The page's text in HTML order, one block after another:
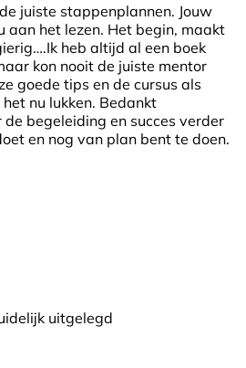
juiste stappenplannen. Jouw
aan het lezen. Het begin, maakt
heb altijd al een boek
kon nooit de juiste mentor
goede tips en de cursus als
nu lukken. Bedankt
begeleiding en succes verder
en nog van plan bent te doen.
uitgelegd